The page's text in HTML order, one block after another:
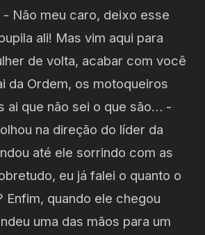
Não meu caro, deixo esse
ali! Mas vim aqui para
de volta, acabar com você
da Ordem, os motoqueiros
ai que não sei o que são… -
na direção do líder da
até ele sorrindo com as
eu já falei o quanto o
Enfim, quando ele chegou
uma das mãos para um